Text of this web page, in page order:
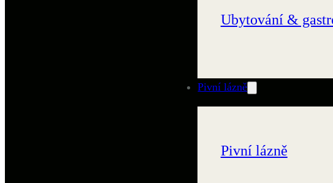
Ubytování &
Pivní lázně
Pivní lázně